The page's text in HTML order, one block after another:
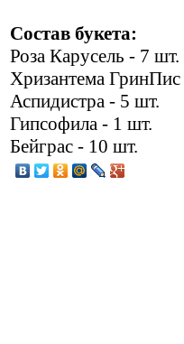
Состав букета:
Роза Карусель - 7 шт.
Хризантема ГринПис
Аспидистра - 5 шт.
Гипсофила - 1 шт.
Бейграс - 10 шт.